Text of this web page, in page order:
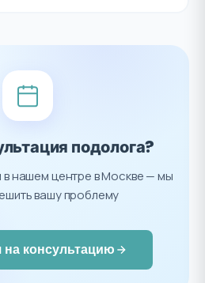
подолога?
в нашем центре в Москве — мы
вашу проблему
на консультацию